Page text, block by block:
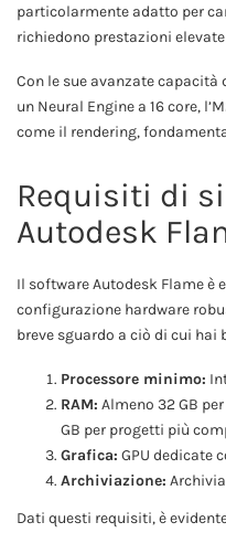
particolarmente adatto per
richiedono prestazioni
Con le sue avanzate
un Neural Engine a 16 core,
come il rendering,
Requisiti di
Autodesk
Il software Autodesk Flame è
configurazione hardware
breve sguardo a ciò di cui hai
Processore minimo:
RAM: Almeno 32 GB
GB per progetti più
Grafica: GPU dedicate
Archiviazione:
Dati questi requisiti, è